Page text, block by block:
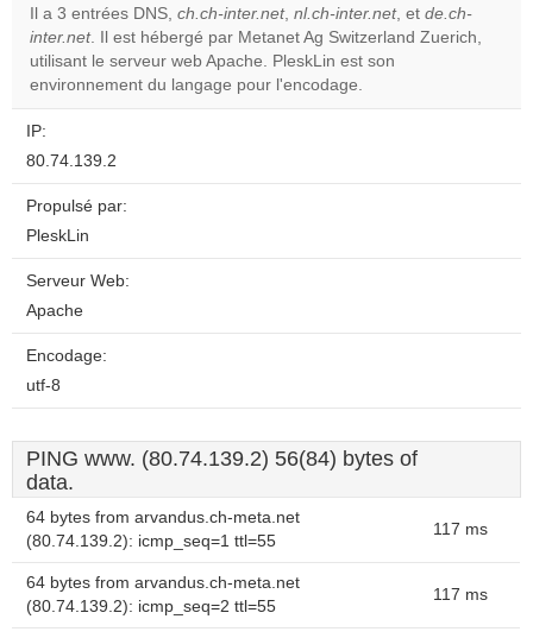
Do you
own this
website?
Il a 3 entrées DNS, ch.ch-inter.net, nl.ch-inter.net, et de.ch-
inter.net. Il est hébergé par Metanet Ag Switzerland Zuerich,
utilisant le serveur web Apache. PleskLin est son
environnement du langage pour l'encodage.
IP:
80.74.139.2
Propulsé par:
PleskLin
Serveur Web:
Apache
Encodage:
utf-8
PING www. (80.74.139.2) 56(84) bytes of
data.
64 bytes from arvandus.ch-meta.net
(80.74.139.2): icmp_seq=1 ttl=55
117 ms
64 bytes from arvandus.ch-meta.net
(80.74.139.2): icmp_seq=2 ttl=55
117 ms